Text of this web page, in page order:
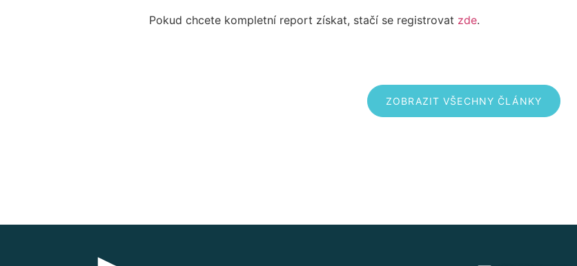
Pokud chcete kompletní report získat, stačí se registrovat zde.
ZOBRAZIT VŠECHNY ČLÁNKY